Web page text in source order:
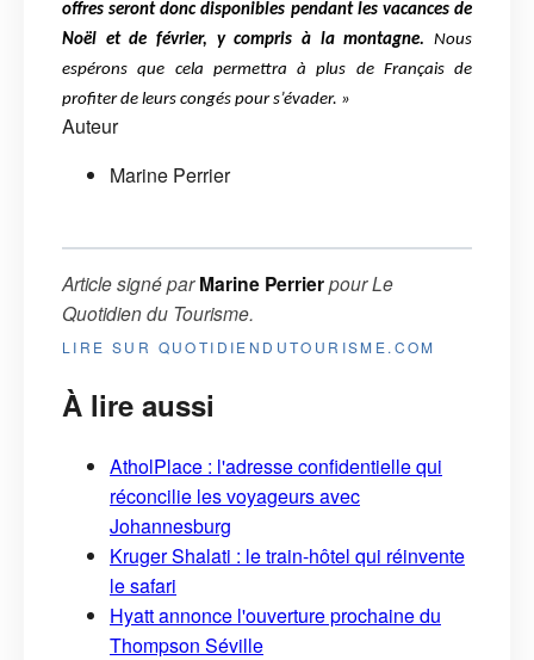
offres seront donc disponibles pendant les vacances de
Noël et de février, y compris à la montagne. Nous
espérons que cela permettra à plus de Français de
profiter de leurs congés pour s’évader. »
Auteur
Marine Perrier
Article signé parMarine PerrierpourLe
Quotidien du Tourisme.
LIRE SUR QUOTIDIENDUTOURISME.COM
À lire aussi
AtholPlace : l'adresse confidentielle qui
réconcilie les voyageurs avec
Johannesburg
Kruger Shalati : le train-hôtel qui réinvente
le safari
Hyatt annonce l'ouverture prochaine du
Thompson Séville